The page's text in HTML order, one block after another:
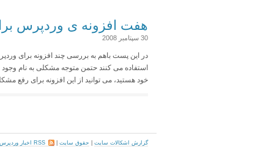
هفت افزونه ی وردپرس
30 سپتامبر 2008
خود هستید، می توانید از این افزونه برای رفع
گزارش اشکالات سایت حقوق سایت RSS اخبار وردپرس فارسی